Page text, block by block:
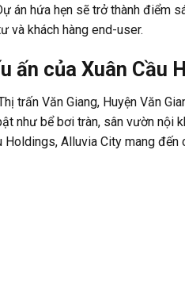
án hứa hẹn sẽ trở thành điểm
và khách hàng end-user.
ấn của Xuân Cầu
trấn Văn Giang, Huyện Văn
như bể bơi tràn, sân vườn nội
Alluvia City mang